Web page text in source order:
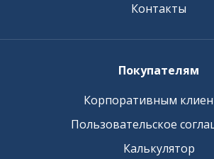
Контакты
Покупателям
Корпоративным
Пользовательское
Калькулятор